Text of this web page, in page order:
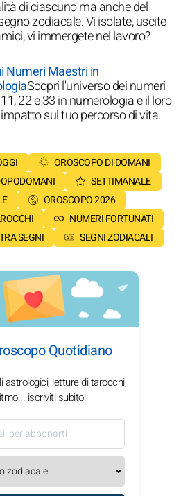
di ciascuno ma anche del
zodiacale. Vi isolate, uscite
vi immergete nel lavoro?
Numeri Maestri in
Scopri l'universo dei numeri
22 e 33 in numerologia e il loro
sul tuo percorso di vita.
OROSCOPO DI DOMANI
SETTIMANALE
OROSCOPO 2026
NUMERI FORTUNATI
SEGNI
SEGNI ZODIACALI
Quotidiano
astrologici, letture di tarocchi,
iscriviti subito!